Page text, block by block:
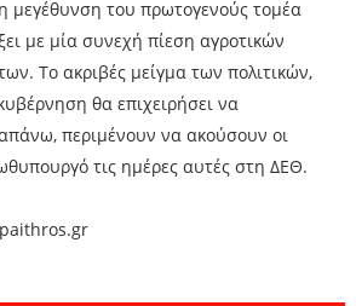
μεγέθυνση του πρωτογενούς τομέα
με μία συνεχή πίεση αγροτικών
Το ακριβές μείγμα των πολιτικών,
θα επιχειρήσει να
περιμένουν να ακούσουν οι
τις ημέρες αυτές στη ΔΕΘ.